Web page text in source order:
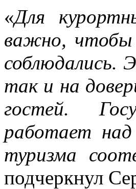
«Для
важно, чтобы
соблюдались.
так и на
гостей.
работает
туризма
подчеркнул